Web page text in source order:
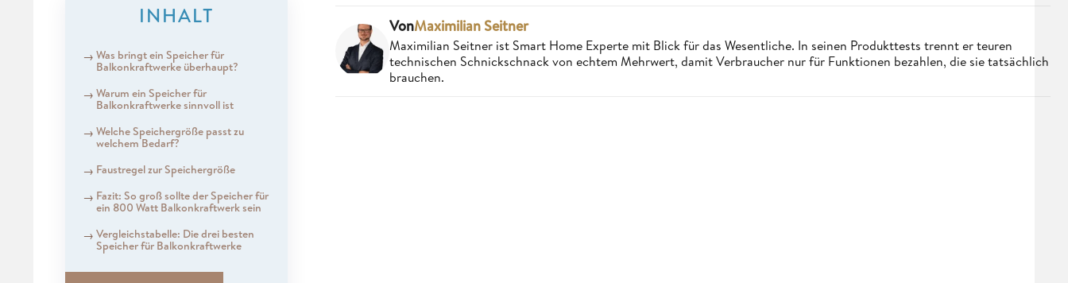
INHALT
Was bringt ein Speicher für
Balkonkraftwerke überhaupt?
Warum ein Speicher für
Balkonkraftwerke sinnvoll ist
Welche Speichergröße passt zu
welchem Bedarf?
Faustregel zur Speichergröße
Fazit: So groß sollte der Speicher für
ein 800 Watt Balkonkraftwerk sein
Vergleichstabelle: Die drei besten
Speicher für Balkonkraftwerke
VonMaximilian Seitner
Maximilian Seitner ist Smart Home Experte mit Blick für das Wesentliche. In seinen Produkttests trennt er teuren
technischen Schnickschnack von echtem Mehrwert, damit Verbraucher nur für Funktionen bezahlen, die sie tatsächlich
brauchen.